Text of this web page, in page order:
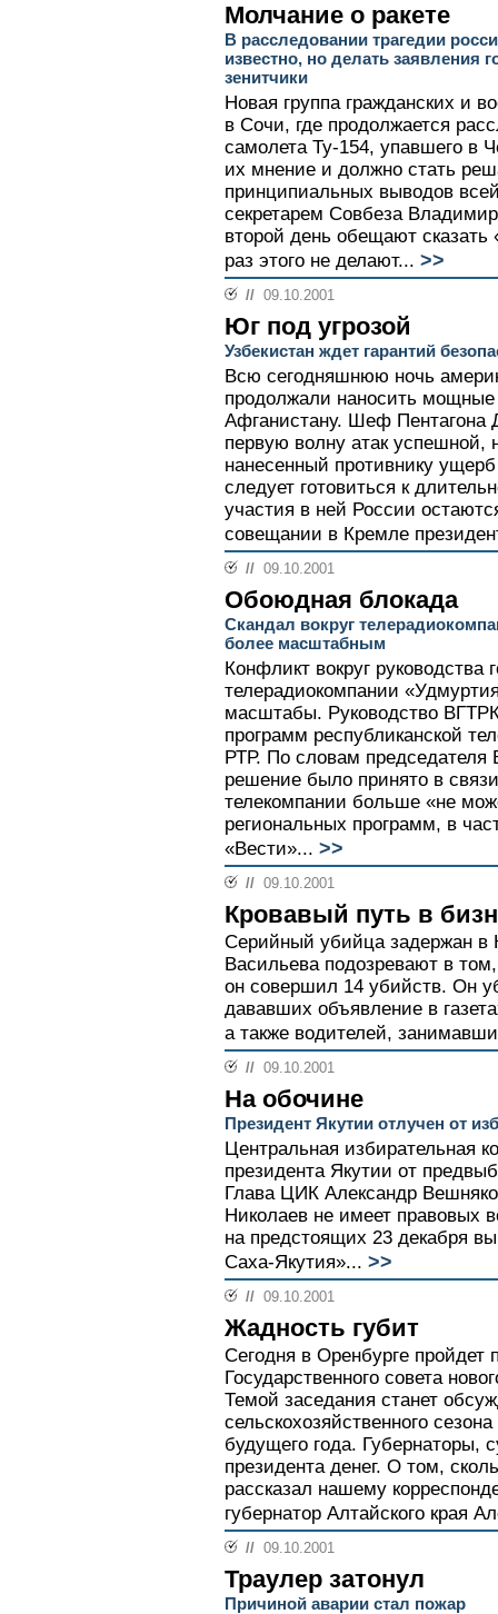
Молчание о ракете
В расследовании трагедии
известно, но делать заявления
зенитчики
Новая группа гражданских и
в Сочи, где продолжается
самолета Ту-154, упавшего в
их мнение и должно стать
принципиальных выводов
секретарем Совбеза
второй день обещают
раз этого не делают... >>
// 09.10.2001
Юг под угрозой
Узбекистан ждет гарантий
Всю сегодняшнюю ночь
продолжали наносить
Афганистану. Шеф
первую волну атак успешной,
нанесенный противнику
следует готовиться к
участия в ней России
совещании в Кремле
// 09.10.2001
Обоюдная блокада
Скандал вокруг
более масштабным
Конфликт вокруг руководства
телерадиокомпании
масштабы. Руководство
программ республиканской
РТР. По словам
решение было принято в
телекомпании больше «не
региональных программ, в
«Вести»... >>
// 09.10.2001
Кровавый путь в
Серийный убийца задержан в
Васильева подозревают в
он совершил 14 убийств. Он
дававших объявление в
а также водителей,
// 09.10.2001
На обочине
Президент Якутии отлучен от
Центральная избирательная
президента Якутии от
Глава ЦИК Александр
Николаев не имеет правовых
на предстоящих 23 декабря
Саха-Якутия»... >>
// 09.10.2001
Жадность губит
Сегодня в Оренбурге пройдет
Государственного совета
Темой заседания станет
сельскохозяйственного
будущего года. Губернаторы,
президента денег. О том,
рассказал нашему
губернатор Алтайского края
// 09.10.2001
Траулер затонул
Причиной аварии стал пожар